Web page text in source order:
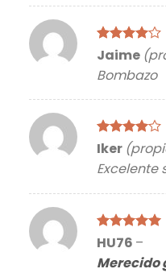
Valorado
de
5
Jaime
Bombazo
Valorado
4de
5
Iker
Excelente
Valorado
HU76 –
Merecido